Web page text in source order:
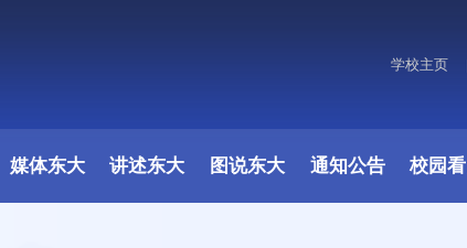
学校主页
媒体东大 讲述东大 图说东大 通知公告 校园